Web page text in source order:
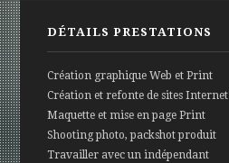
DÉTAILS PRESTATIONS
Création graphique Web et Print
Création et refonte de sites Internet
Maquette et mise en page Print
Shooting photo, packshot produit
Travailler avec un indépendant